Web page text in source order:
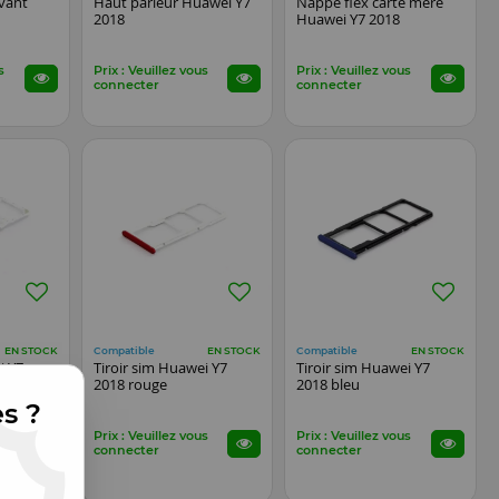
2018
Prix : Veuillez vous
connecter
Huawei Y7 2018
Prix : Veuillez vous
connecter
EN STOCK
Y7
Compatible EN STOCK
Tiroir sim Huawei Y7
2018 rouge
Prix : Veuillez vous
connecter
Compatible EN STOCK
Tiroir sim Huawei Y7
2018 bleu
Prix : Veuillez vous
connecter
?